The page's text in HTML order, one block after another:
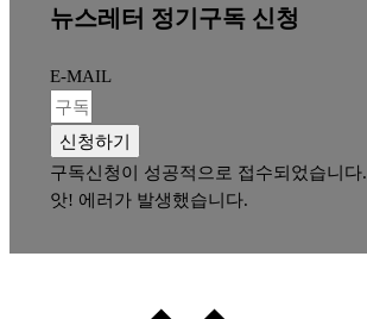
뉴스레터 정기구독 신청
E-MAIL
신청하기
구독신청이 성공적으로 접수되었습니다.
앗! 에러가 발생했습니다.